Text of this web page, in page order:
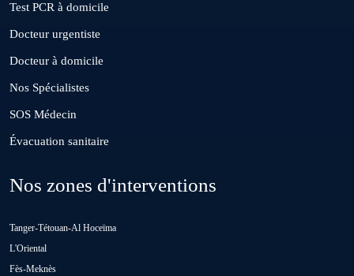
Guisser
Hattane
Khouribga
Loulad
Test PCR à domicile
Docteur urgentiste
Docteur à domicile
Nos Spécialistes
SOS Médecin
Évacuation sanitaire
Nos zones d'interventions
Tanger-Tétouan-Al Hoceïma
L'Oriental
Fès-Meknès